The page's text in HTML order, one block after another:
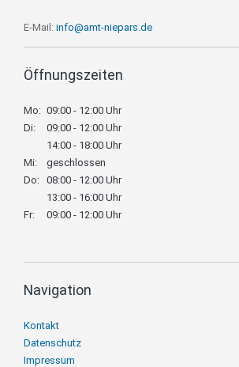
E-Mail: info@amt-niepars.de
Öffnungszeiten
Mo: 09:00 - 12:00 Uhr
Di:
09:00 - 12:00 Uhr
14:00 - 18:00 Uhr
Mi:
geschlossen
Do: 08:00 - 12:00 Uhr
13:00 - 16:00 Uhr
Fr:
09:00 - 12:00 Uhr
Navigation
Navigation
überspringen
Kontakt
Datenschutz
Impressum